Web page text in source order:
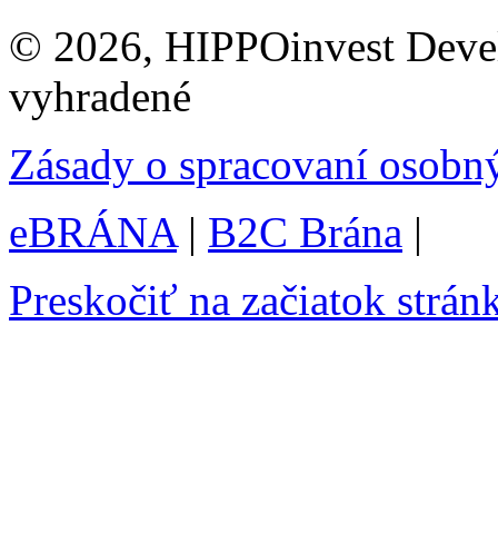
© 2026, HIPPOinvest
vyhradené
Zásady o spracovaní
eBRÁNA| B2C Brána |
Preskočiť na začiatok